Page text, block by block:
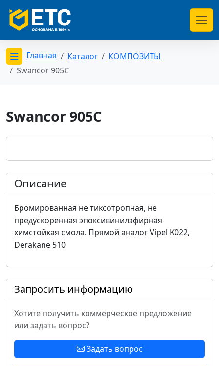
Открыть меню категорий
Главная Каталог
КОМПОЗИТЫ
Swancor 905C
Swancor 905C
Описание
Бромированная не тиксотропная, не
предускоренная эпоксивинилэфирная
химстойкая смола. Прямой аналог Vipel K022,
Derakane 510
Запросить информацию
Хотите получить коммерческое предложение
или задать вопрос?
Задать вопрос